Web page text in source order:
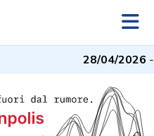
28/04/2026-